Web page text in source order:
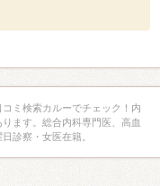
ミ検索カルーでチェック！内
ます。総合内科専門医、高血
診察・女医在籍。